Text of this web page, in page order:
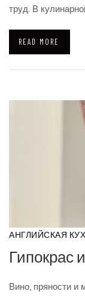
труд. В
READ MORE
АНГЛИЙСКАЯ
Гипокрас
Вино, пряности и